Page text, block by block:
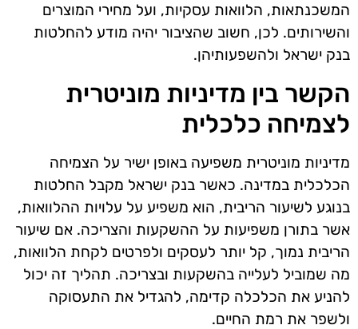
המשכנתאות, הלוואות עסקיות, ועל מחירי המוצרים
והשירותים. לכן, חשוב שהציבור יהיה מודע להחלטות
בנק ישראל ולהשפעותיהן.
הקשר בין מדיניות מוניטרית
לצמיחה כלכלית
מדיניות מוניטרית משפיעה באופן ישיר על הצמיחה
הכלכלית במדינה. כאשר בנק ישראל מקבל החלטות
בנוגע לשיעור הריבית, הוא משפיע על עלויות ההלוואות,
אשר בתורן משפיעות על ההשקעות והצריכה. אם שיעור
הריבית נמוך, קל יותר לעסקים ולפרטים לקחת הלוואות,
מה שמוביל לעלייה בהשקעות ובצריכה. תהליך זה יכול
להניע את הכלכלה קדימה, להגדיל את התעסוקה
ולשפר את רמת החיים.